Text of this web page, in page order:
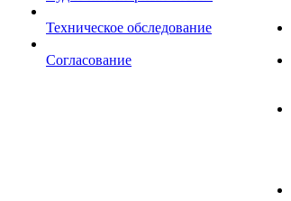
Техническое обследование
Согласование